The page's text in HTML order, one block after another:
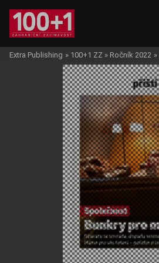
Extra Publishing » 100+1 ZZ » Ročník 2022 »